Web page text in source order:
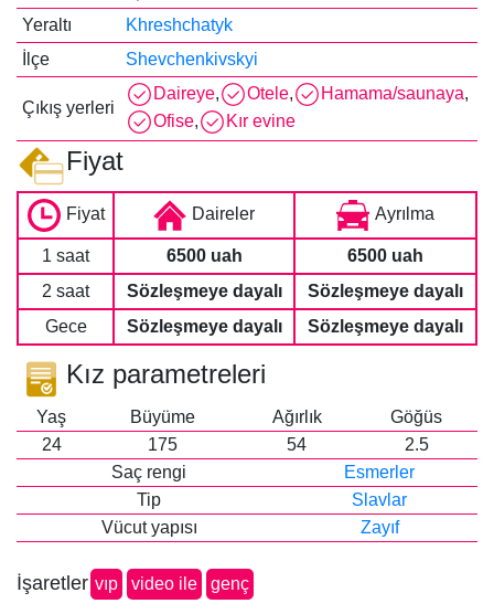
Yeraltı
Khreshchatyk
İlçe
Shevchenkivskyi
Çıkış yerleri
Daireye, Otele, Hamama/saunaya,
Ofise, Kır evine
Fiyat
Fiyat Daireler Ayrılma
1 saat 6500 uah
6500 uah
2 saat
Sözleşmeye dayalı
Sözleşmeye dayalı
Gece
Sözleşmeye dayalı Sözleşmeye dayalı
Kız parametreleri
Yaş Büyüme Ağırlık
Göğüs
24
175 54
2.5
Saç rengi
Esmerler
Tip
Slavlar
Vücut yapısı
Zayıf
İşaretler vip video ile genç